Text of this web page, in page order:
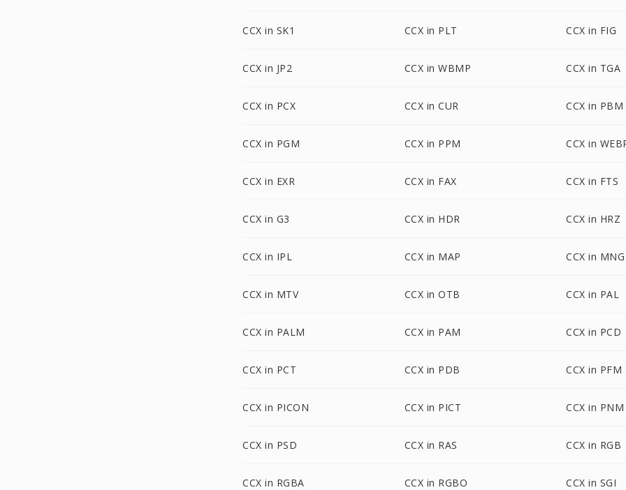
CCX in SK1 CCX in PLT CCX in FIG
CCX in JP2 CCX in WBMP CCX in TGA
CCX in PCX CCX in CUR CCX in PBM
CCX in PGM CCX in PPM CCX in
CCX in EXR CCX in FAX CCX in FTS
CCX in G3 CCX in HDR CCX in HRZ
CCX in IPL CCX in MAP CCX in MNG
CCX in MTV CCX in OTB CCX in PAL
CCX in PALM CCX in PAM CCX in PCD
CCX in PCT CCX in PDB CCX in PFM
CCX in PICON CCX in PICT CCX in PNM
CCX in PSD CCX in RAS CCX in RGB
CCX in RGBA CCX in RGBO CCX in SGI